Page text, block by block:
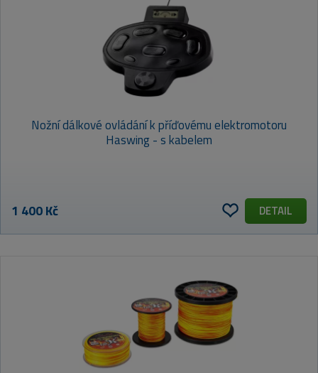
Nožní dálkové ovládání k příďovému elektromotoru
Haswing - s kabelem
1 400 Kč DETAIL